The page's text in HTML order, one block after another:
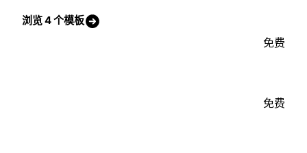
浏览 4 个模板
免费
免费